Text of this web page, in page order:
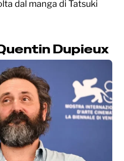
dal manga di Tatsuki
Dupieux